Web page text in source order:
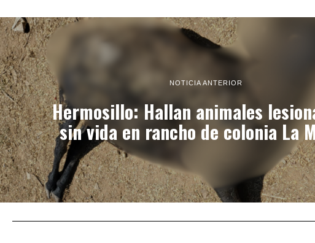
NOTICIA ANTERIOR
Hermosillo: Hallan animales
sin vida en rancho de colonia La